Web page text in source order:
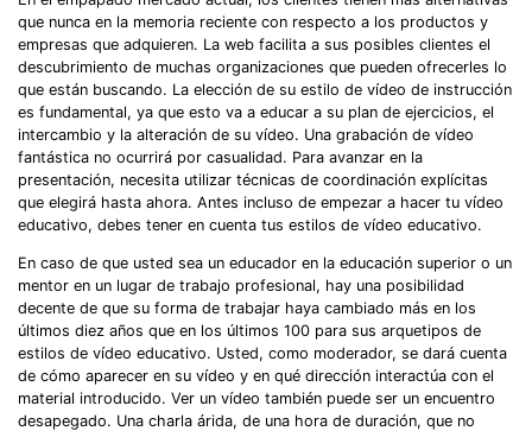
que nunca en la memoria reciente con respecto a los productos y
empresas que adquieren. La web facilita a sus posibles clientes el
descubrimiento de muchas organizaciones que pueden ofrecerles lo
que están buscando. La elección de su estilo de vídeo de instrucción
es fundamental, ya que esto va a educar a su plan de ejercicios, el
intercambio y la alteración de su vídeo. Una grabación de vídeo
fantástica no ocurrirá por casualidad. Para avanzar en la
presentación, necesita utilizar técnicas de coordinación explícitas
que elegirá hasta ahora. Antes incluso de empezar a hacer tu vídeo
educativo, debes tener en cuenta tus estilos de vídeo educativo.
En caso de que usted sea un educador en la educación superior o un
mentor en un lugar de trabajo profesional, hay una posibilidad
decente de que su forma de trabajar haya cambiado más en los
últimos diez años que en los últimos 100 para sus arquetipos de
estilos de vídeo educativo. Usted, como moderador, se dará cuenta
de cómo aparecer en su vídeo y en qué dirección interactúa con el
material introducido. Ver un vídeo también puede ser un encuentro
desapegado. Una charla árida, de una hora de duración, que no